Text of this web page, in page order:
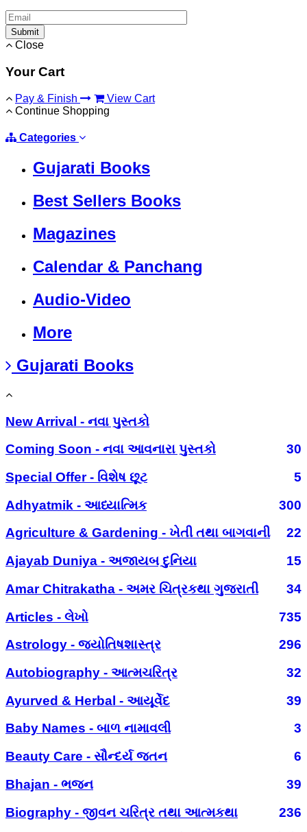
Submit
Close
Your Cart
Pay & Finish
View Cart
Continue Shopping
Categories
Gujarati Books
Best Sellers Books
Magazines
Calendar & Panchang
Audio-Video
More
Gujarati Books
New Arrival - નવા પુસ્તકો
Coming Soon - નવા આવનારા પુસ્તકો
30
Special Offer - વિશેષ છૂટ
5
Adhyatmik - આધ્યાત્મિક
300
Agriculture & Gardening - ખેતી તથા બાગવાની
22
Ajayab Duniya - અજાયબ દુનિયા
15
Amar Chitrakatha - અમર ચિત્રકથા ગુજરાતી
34
Articles - લેખો
735
Astrology - જ્યોતિષશાસ્ત્ર
296
Autobiography - આત્મચરિત્ર
32
Ayurved & Herbal - આયૂર્વેદ
39
Baby Names - બાળ નામાવલી
3
Beauty Care - સૌન્દર્ય જતન
6
Bhajan - ભજન
39
Biography - જીવન ચરિત્ર તથા આત્મકથા
236